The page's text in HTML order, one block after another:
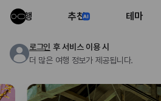
여행 추천 테마
로그인 후 서비스 이용 시
더 많은 여행 정보가 제공됩니다.